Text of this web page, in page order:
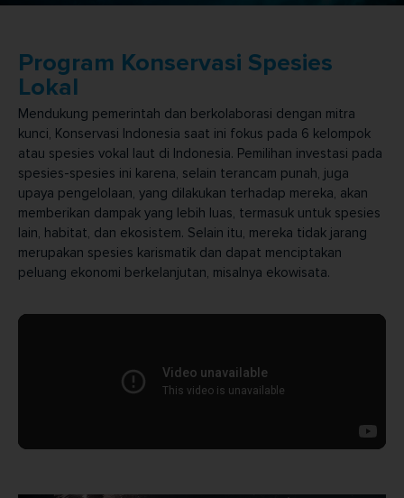
Program Konservasi Spesies
Lokal
Mendukung pemerintah dan berkolaborasi dengan mitra
kunci, Konservasi Indonesia saat ini fokus pada 6 kelompok
atau spesies vokal laut di Indonesia. Pemilihan investasi pada
spesies-spesies ini karena, selain terancam punah, juga
upaya pengelolaan, yang dilakukan terhadap mereka, akan
memberikan dampak yang lebih luas, termasuk untuk spesies
lain, habitat, dan ekosistem. Selain itu, mereka tidak jarang
merupakan spesies karismatik dan dapat menciptakan
peluang ekonomi berkelanjutan, misalnya ekowisata.